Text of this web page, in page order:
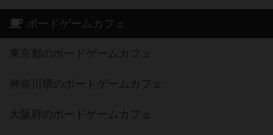
ボードゲームカフェ
東京都のボードゲームカフェ
神奈川県のボードゲームカフェ
大阪府のボードゲームカフェ